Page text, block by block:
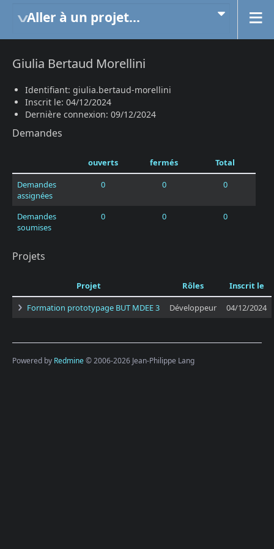
Aller à un projet...
Giulia Bertaud Morellini
Identifiant: giulia.bertaud-morellini
Inscrit le: 04/12/2024
Dernière connexion: 09/12/2024
Demandes
ouverts fermés
Total
Demandes
assignées
0 0 0
Demandes
soumises
0 0 0
Projets
Projet Rôles
Inscrit le
Formation prototypage BUT MDEE 3
Développeur 04/12/2024
Powered by Redmine© 2006-2026 Jean-Philippe Lang